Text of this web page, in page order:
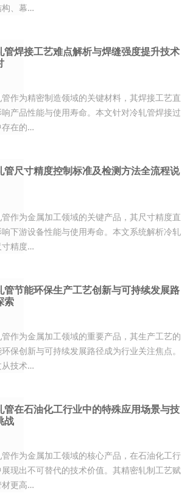
构、幕…
管焊接工艺难点解析与焊缝强度提升技术
作为精密制造领域的关键材料，其焊接工艺直
产品性能与使用寿命。本文针对冷轧管焊接过
存在的…
管尺寸精度控制标准及检测方法全流程说
作为金属加工领域的关键产品，其尺寸精度直
下游设备性能与使用寿命。本文系统解析冷轧
寸精度…
管节能环保生产工艺创新与可持续发展路
索
作为金属加工领域的重要产品，其生产工艺的
保创新与可持续发展路径成为行业关注焦点。
从技术…
管在石油化工行业中的特殊应用场景与技
战
作为金属加工领域的核心产品，在石油化工行
展现出不可替代的技术价值。其精密轧制工艺赋
材更高…